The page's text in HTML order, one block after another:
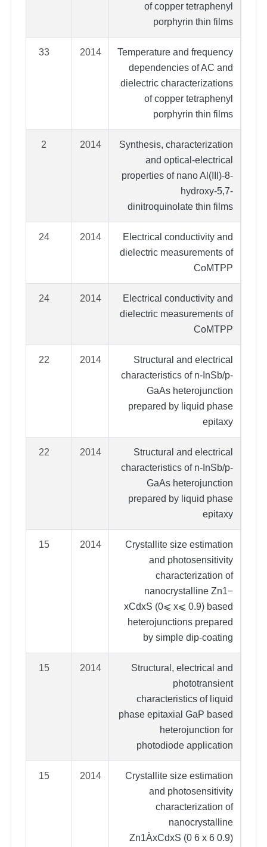
of copper tetraphenyl
porphyrin thin films
Temperature and frequency
dependencies of AC and
dielectric characterizations
of copper tetraphenyl
porphyrin thin films
2014
33
Synthesis, characterization
and optical-electrical
properties of nano Al(III)-8-
hydroxy-5,7-
dinitroquinolate thin films
2014
2
Electrical conductivity and
dielectric measurements of
CoMTPP
2014
24
Electrical conductivity and
dielectric measurements of
CoMTPP
2014
24
Structural and electrical
characteristics of n-InSb/p-
GaAs heterojunction
prepared by liquid phase
epitaxy
2014
22
Structural and electrical
characteristics of n-InSb/p-
GaAs heterojunction
prepared by liquid phase
epitaxy
2014
22
Crystallite size estimation
and photosensitivity
characterization of
nanocrystalline Zn1−
xCdxS (0⩽ x⩽ 0.9) based
heterojunctions prepared
by simple dip-coating
2014
15
Structural, electrical and
phototransient
characteristics of liquid
phase epitaxial GaP based
heterojunction for
photodiode application
2014
15
Crystallite size estimation
and photosensitivity
characterization of
nanocrystalline
Zn1ÀxCdxS (0 6 x 6 0.9)
2014
15